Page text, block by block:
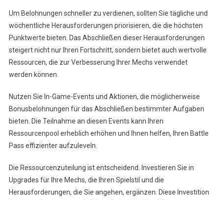
Um Belohnungen schneller zu verdienen, sollten Sie tägliche und
wöchentliche Herausforderungen priorisieren, die die höchsten
Punktwerte bieten. Das Abschließen dieser Herausforderungen
steigert nicht nur Ihren Fortschritt, sondern bietet auch wertvolle
Ressourcen, die zur Verbesserung Ihrer Mechs verwendet
werden können.
Nutzen Sie In-Game-Events und Aktionen, die möglicherweise
Bonusbelohnungen für das Abschließen bestimmter Aufgaben
bieten. Die Teilnahme an diesen Events kann Ihren
Ressourcenpool erheblich erhöhen und Ihnen helfen, Ihren Battle
Pass effizienter aufzuleveln.
Die Ressourcenzuteilung ist entscheidend. Investieren Sie in
Upgrades für Ihre Mechs, die Ihren Spielstil und die
Herausforderungen, die Sie angehen, ergänzen. Diese Investition